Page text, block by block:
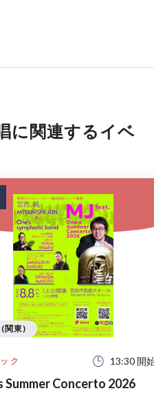
に関連するイベ
ク 13:30 開
Summer Concerto 2026
関東)